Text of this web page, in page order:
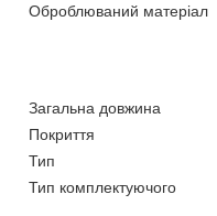
Оброблюваний матеріал
Загальна довжина
Покриття
Тип
Тип комплектуючого